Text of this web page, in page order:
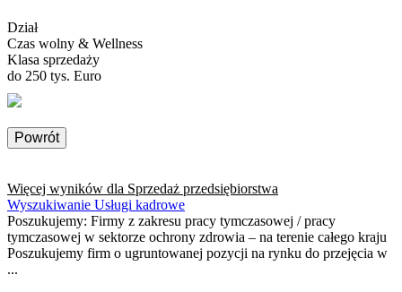
Dział
Czas wolny & Wellness
Klasa sprzedaży
do 250 tys. Euro
Powrót
Więcej wyników dla Sprzedaż przedsiębiorstwa
Wyszukiwanie Usługi kadrowe
Poszukujemy: Firmy z zakresu pracy tymczasowej / pracy
tymczasowej w sektorze ochrony zdrowia – na terenie całego kraju
Poszukujemy firm o ugruntowanej pozycji na rynku do przejęcia w
...